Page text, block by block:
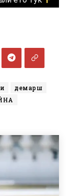
демарш